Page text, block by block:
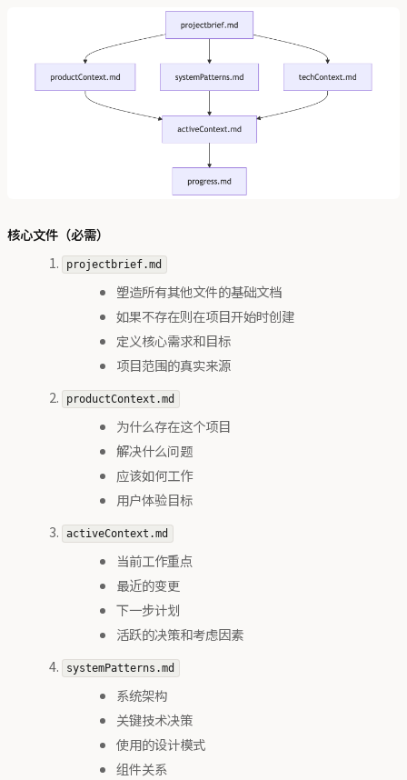
核心文件（必需）
projectbrief.md
塑造所有其他文件的基础文档
如果不存在则在项目开始时创建
定义核心需求和目标
项目范围的真实来源
productContext.md
为什么存在这个项目
解决什么问题
应该如何工作
用户体验目标
activeContext.md
当前工作重点
最近的变更
下一步计划
活跃的决策和考虑因素
systemPatterns.md
系统架构
关键技术决策
使用的设计模式
组件关系